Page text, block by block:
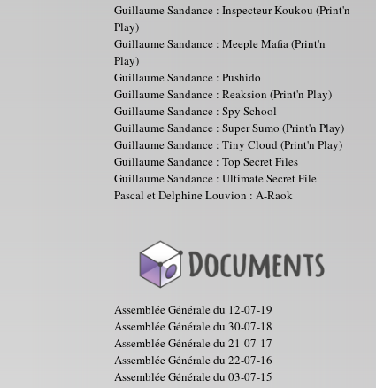
Guillaume Sandance : Inspecteur Koukou (Print'n
Play)
Guillaume Sandance : Meeple Mafia (Print'n
Play)
Guillaume Sandance : Pushido
Guillaume Sandance : Reaksion (Print'n Play)
Guillaume Sandance : Spy School
Guillaume Sandance : Super Sumo (Print'n Play)
Guillaume Sandance : Tiny Cloud (Print'n Play)
Guillaume Sandance : Top Secret Files
Guillaume Sandance : Ultimate Secret File
Pascal et Delphine Louvion : A-Raok
Assemblée Générale du 12-07-19
Assemblée Générale du 30-07-18
Assemblée Générale du 21-07-17
Assemblée Générale du 22-07-16
Assemblée Générale du 03-07-15